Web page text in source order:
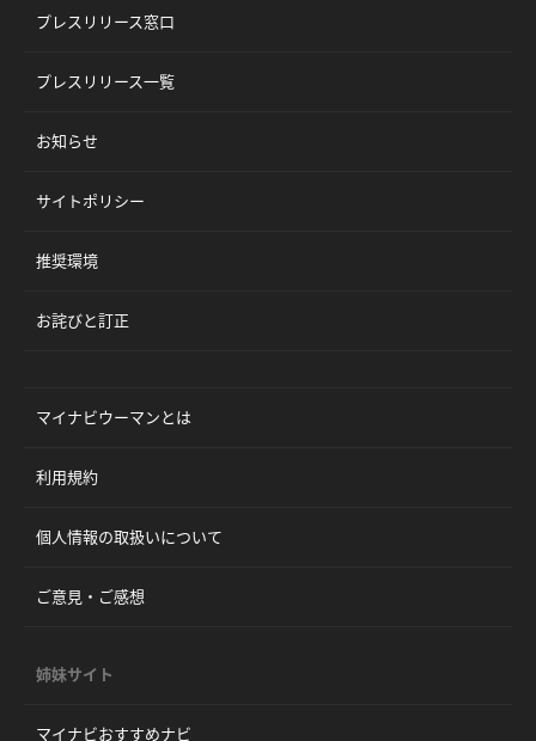
プレスリリース窓口
プレスリリース一覧
お知らせ
サイトポリシー
推奨環境
お詫びと訂正
マイナビウーマンとは
利用規約
個人情報の取扱いについて
ご意見・ご感想
姉妹サイト
マイナビおすすめナビ